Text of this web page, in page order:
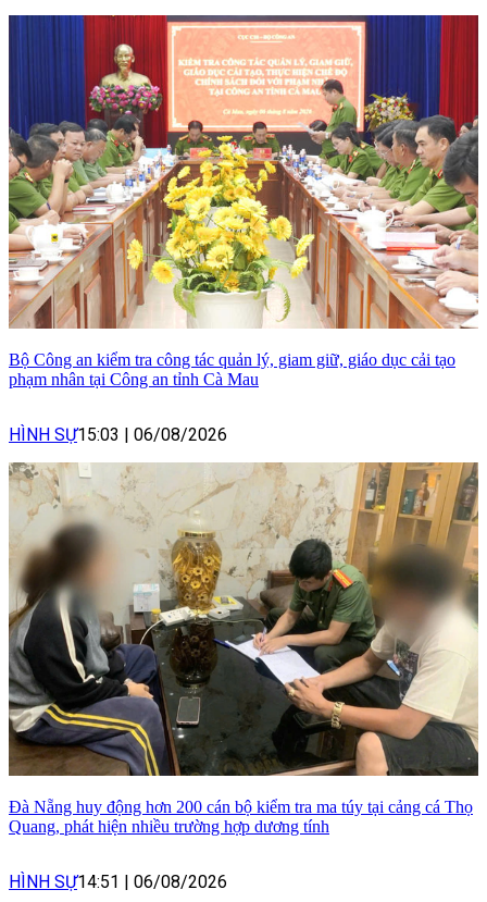
Bộ Công an kiểm tra công tác quản lý, giam giữ, giáo dục cải tạo
phạm nhân tại Công an tỉnh Cà Mau
HÌNH SỰ15:03 | 06/08/2026
Đà Nẵng huy động hơn 200 cán bộ kiểm tra ma túy tại cảng cá Thọ
Quang, phát hiện nhiều trường hợp dương tính
HÌNH SỰ14:51 | 06/08/2026